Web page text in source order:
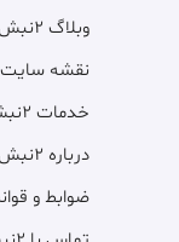
وبلاگ ۲نبش
نقشه سایت
خدمات ۲نبش
درباره ۲نبش
ضوابط و